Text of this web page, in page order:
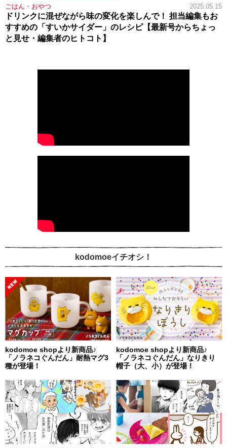
ごはん・おやつ 2025.05.15
ドリンクに混ぜながら味の変化を楽しんで！ 担当編集もお
すすめの「すいかサイダー」のレシピ【最新号からちょっ
と見せ・編集者のヒトコト】
kodomoeイチオシ！
kodomoe shopより新商品♪
「ノラネコぐんだん」耐熱マグ3
種が登場！
kodomoe shopより新商品♪
「ノラネコぐんだん」なりきり
帽子（大、小）が登場！